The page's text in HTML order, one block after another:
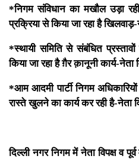
*निगम संविधान का मखौल उड़ा
प्रक्रिया से किया जा रहा है
*स्थायी समिति से संबंधित
किया जा रहा है ग़ैर क़ानूनी कार्य-नेता
*आम आदमी पार्टी निगम
रास्ते खुलने का कार्य कर रही है-नेता
दिल्ली नगर निगम में नेता विपक्ष व